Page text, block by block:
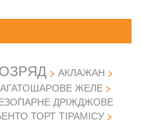
АКЛАЖАН
ЖЕЛЕ
ДРІЖДЖОВЕ
ТОРТ ТІРАМІСУ